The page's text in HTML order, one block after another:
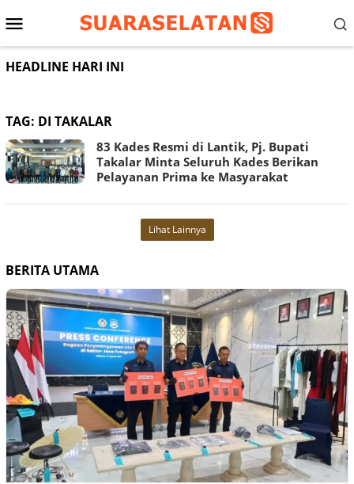
ke
Menu
Mobile
HEADLINE HARI INI
TAG: DI TAKALAR
83 Kades Resmi di Lantik, Pj. Bupati
Takalar Minta Seluruh Kades Berikan
Pelayanan Prima ke Masyarakat
Lihat Lainnya
BERITA UTAMA